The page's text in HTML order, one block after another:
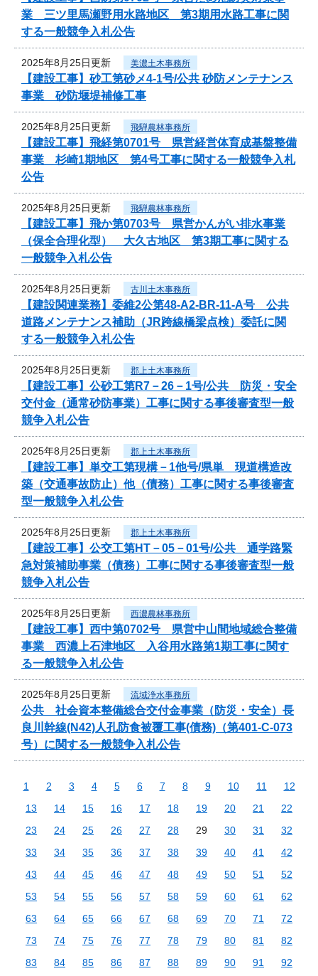
業 三ツ里馬瀬野用水路地区 第3期用水路工事に関
する一般競争入札公告
2025年8月25日更新 美濃土木事務所
【建設工事】砂工第砂メ4-1号/公共 砂防メンテナンス
事業 砂防堰堤補修工事
2025年8月25日更新 飛騨農林事務所
【建設工事】飛経第0701号 県営経営体育成基盤整備
事業 杉崎1期地区 第4号工事に関する一般競争入札
公告
2025年8月25日更新 飛騨農林事務所
【建設工事】飛か第0703号 県営かんがい排水事業
（保全合理化型） 大久古地区 第3期工事に関する
一般競争入札公告
2025年8月25日更新 古川土木事務所
【建設関連業務】委維2公第48-A2-BR-11-A号 公共
道路メンテナンス補助（JR跨線橋梁点検）委託に関
する一般競争入札公告
2025年8月25日更新 郡上土木事務所
【建設工事】公砂工第R7－26－1号/公共 防災・安全
交付金（通常砂防事業）工事に関する事後審査型一般
競争入札公告
2025年8月25日更新 郡上土木事務所
【建設工事】単交工第現構－1他号/県単 現道構造改
築（交通事故防止）他（債務）工事に関する事後審査
型一般競争入札公告
2025年8月25日更新 郡上土木事務所
【建設工事】公交工第HT－05－01号/公共 通学路緊
急対策補助事業（債務）工事に関する事後審査型一般
競争入札公告
2025年8月25日更新 西濃農林事務所
【建設工事】西中第0702号 県営中山間地域総合整備
事業 西濃上石津地区 入谷用水路第1期工事に関す
る一般競争入札公告
2025年8月25日更新 流域浄水事務所
公共 社会資本整備総合交付金事業（防災・安全）長
良川幹線(N42)人孔防食被覆工事(債務)（第401-C-073
号）に関する一般競争入札公告
1 2 3 4 5 6 7 8 9 10 11
12
13
14 15 16 17 18 19 20 21
22
23
24 25 26 27 28 29 30 31
32
33
34 35 36 37 38 39 40 41
42
43
44 45 46 47 48 49 50 51
52
53
54 55 56 57 58 59 60 61
62
63
64 65 66 67 68 69 70 71
72
73
74 75 76 77 78 79 80 81
82
83
84 85 86 87 88 89 90 91
92